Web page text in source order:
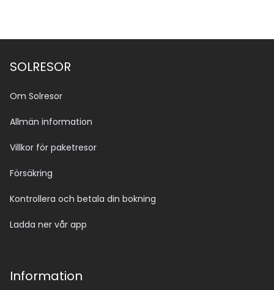
SOLRESOR
Om Solresor
Allmän information
Villkor för paketresor
Försäkring
Kontrollera och betala din bokning
Ladda ner vår app
Information